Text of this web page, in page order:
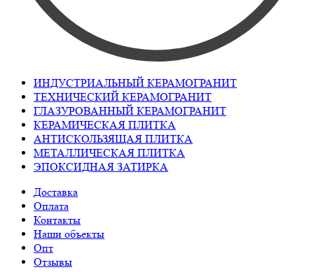
ИНДУСТРИАЛЬНЫЙ КЕРАМОГРАНИТ
ТЕХНИЧЕСКИЙ КЕРАМОГРАНИТ
ГЛАЗУРОВАННЫЙ КЕРАМОГРАНИТ
КЕРАМИЧЕСКАЯ ПЛИТКА
АНТИСКОЛЬЗЯЩАЯ ПЛИТКА
МЕТАЛЛИЧЕСКАЯ ПЛИТКА
ЭПОКСИДНАЯ ЗАТИРКА
Доставка
Оплата
Контакты
Наши объекты
Опт
Отзывы